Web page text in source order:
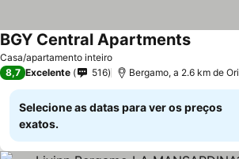
Casa/apartamento inteiro
BGY Central Apartments
8,7 Excelente 516 Bergamo, a 2.6 km de
Selecione as datas para ver os preços
exatos.